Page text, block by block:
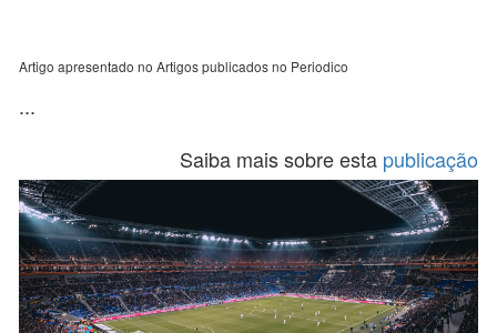
Artigo apresentado no Artigos publicados no Periodico
...
Saiba mais sobre esta publicação